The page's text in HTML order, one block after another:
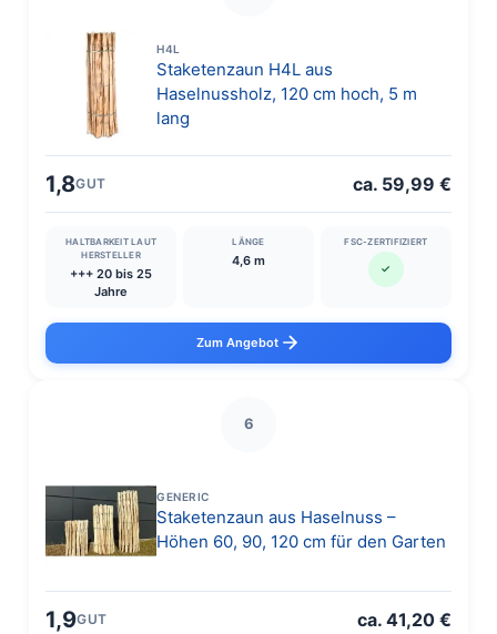
H4L
Staketenzaun H4L aus
Haselnussholz, 120 cm hoch, 5 m
lang
1,8GUT ca. 59,99 €
HALTBARKEIT LAUT
HERSTELLER
+++ 20 bis 25
Jahre
LÄNGE
4,6 m
FSC-ZERTIFIZIERT
✓
Zum Angebot
6
GENERIC
Staketenzaun aus Haselnuss –
Höhen 60, 90, 120 cm für den Garten
1,9GUT ca. 41,20 €